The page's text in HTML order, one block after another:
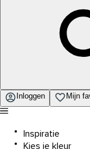
Inloggen Mijn
Inspiratie
Kies je kleur